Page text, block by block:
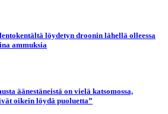
löydetyn droonin lähellä olleessa
ammuksia
äänestäneistä on vielä katsomossa,
oikein löydä puoluetta”